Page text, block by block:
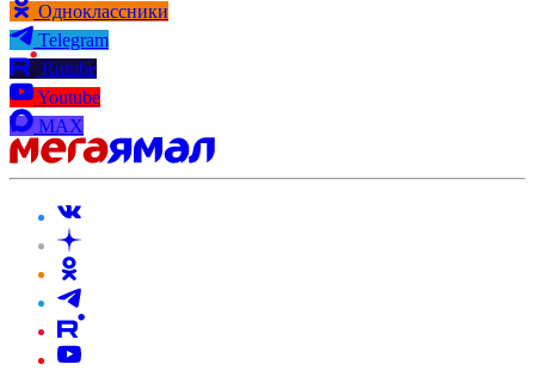
Одноклассники
Telegram
Rutube
Youtube
MAX